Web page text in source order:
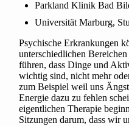
Parkland Klinik Bad
Universität Marburg,
Psychische Erkrankungen
unterschiedlichen
führen, dass Dinge und
wichtig sind, nicht mehr
zum Beispiel weil uns
Energie dazu zu fehlen
eigentlichen Therapie
Sitzungen darum, dass wir